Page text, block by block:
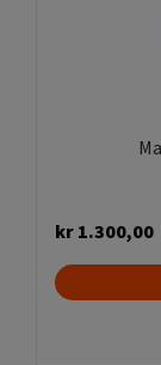
kr1.300,00